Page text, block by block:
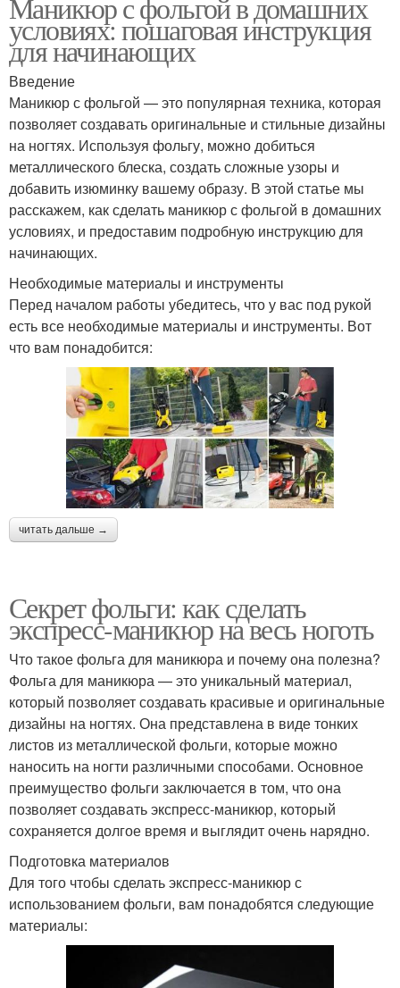
Маникюр с фольгой в домашних
условиях: пошаговая инструкция
для начинающих
Введение
Маникюр с фольгой — это популярная техника, которая
позволяет создавать оригинальные и стильные дизайны
на ногтях. Используя фольгу, можно добиться
металлического блеска, создать сложные узоры и
добавить изюминку вашему образу. В этой статье мы
расскажем, как сделать маникюр с фольгой в домашних
условиях, и предоставим подробную инструкцию для
начинающих.
Необходимые материалы и инструменты
Перед началом работы убедитесь, что у вас под рукой
есть все необходимые материалы и инструменты. Вот
что вам понадобится:
читать дальше →
Секрет фольги: как сделать
экспресс-маникюр на весь ноготь
Что такое фольга для маникюра и почему она полезна?
Фольга для маникюра — это уникальный материал,
который позволяет создавать красивые и оригинальные
дизайны на ногтях. Она представлена в виде тонких
листов из металлической фольги, которые можно
наносить на ногти различными способами. Основное
преимущество фольги заключается в том, что она
позволяет создавать экспресс-маникюр, который
сохраняется долгое время и выглядит очень нарядно.
Подготовка материалов
Для того чтобы сделать экспресс-маникюр с
использованием фольги, вам понадобятся следующие
материалы: